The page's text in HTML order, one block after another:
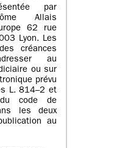
par
Allais
62 rue
Lyon. Les
créances
au
ou sur
prévu
L. 814–2 et
code de
les deux
au